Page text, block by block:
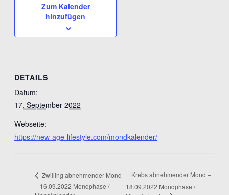
Zum Kalender
hinzufügen
DETAILS
Datum:
17. September 2022
Webseite:
https://new-age-lifestyle.com/mondkalender/
Zwilling abnehmender Mond
– 16.09.2022 Mondphase /
Krebs abnehmender Mond –
18.09.2022 Mondphase /